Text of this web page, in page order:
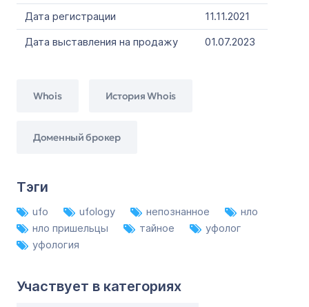
Дата регистрации
11.11.2021
Дата выставления на продажу
01.07.2023
Whois История Whois
Доменный брокер
Тэги
ufo ufology непознанное
нло
нло пришельцы
тайное
уфолог
уфология
Участвует в категориях